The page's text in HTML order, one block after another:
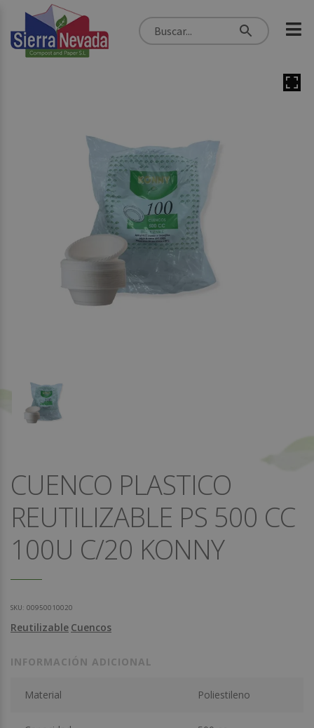
CUENCO PLASTICO
REUTILIZABLE PS 500 CC
100U C/20 KONNY
SKU: 00950010020
Reutilizable Cuencos
INFORMACIÓN ADICIONAL
Material Poliestileno